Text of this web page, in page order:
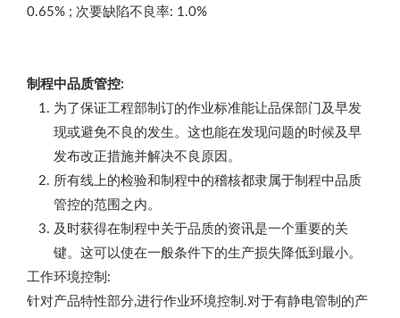
0.65% ; 次要缺陷不良率: 1.0%
制程中品质管控:
为了保证工程部制订的作业标准能让品保部门及早发
现或避免不良的发生。这也能在发现问题的时候及早
发布改正措施并解决不良原因。
所有线上的检验和制程中的稽核都隶属于制程中品质
管控的范围之内。
及时获得在制程中关于品质的资讯是一个重要的关
键。这可以使在一般条件下的生产损失降低到最小。
工作环境控制:
针对产品特性部分,进行作业环境控制.对于有静电管制的产